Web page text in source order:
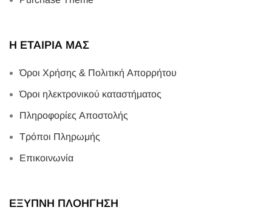
Η ΕΤΑΙΡΙΑ ΜΑΣ
Όροι Χρήσης & Πολιτική Απορρήτου
Όροι ηλεκτρονικού καταστήματος
Πληροφορίες Αποστολής
Τρόποι Πληρωμής
Επικοινωνία
ΕΞΥΠΝΗ ΠΛΟΗΓΗΣΗ